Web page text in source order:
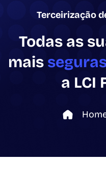
Terceirização
Todas as
mais
a LCI